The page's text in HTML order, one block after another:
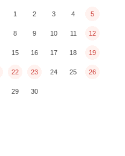
1 2 3 4 5
8 9 10 11 12
15 16 17 18 19
22 23 24 25 26
29 30